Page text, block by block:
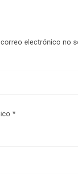
electrónico no
*